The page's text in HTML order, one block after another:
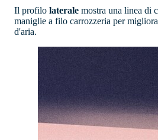
Il profilo laterale mostra una linea di
maniglie a filo carrozzeria per
d'aria.